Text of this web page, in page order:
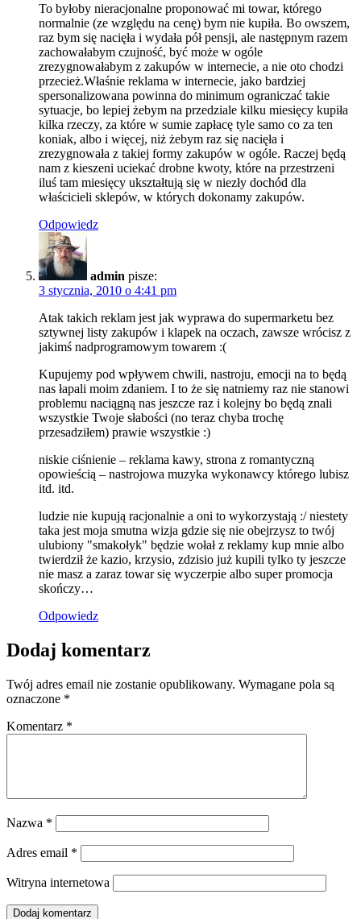
To byłoby nieracjonalne proponować mi towar, którego
normalnie (ze względu na cenę) bym nie kupiła. Bo owszem,
raz bym się nacięła i wydała pół pensji, ale następnym razem
zachowałabym czujność, być może w ogóle
zrezygnowałabym z zakupów w internecie, a nie oto chodzi
przecież.Właśnie reklama w internecie, jako bardziej
spersonalizowana powinna do minimum ograniczać takie
sytuacje, bo lepiej żebym na przedziale kilku miesięcy kupiła
kilka rzeczy, za które w sumie zapłacę tyle samo co za ten
koniak, albo i więcej, niż żebym raz się nacięła i
zrezygnowała z takiej formy zakupów w ogóle. Raczej będą
nam z kieszeni uciekać drobne kwoty, które na przestrzeni
iluś tam miesięcy ukształtują się w niezły dochód dla
właścicieli sklepów, w których dokonamy zakupów.
Odpowiedz
admin pisze:
3 stycznia, 2010 o 4:41 pm
Atak takich reklam jest jak wyprawa do supermarketu bez
sztywnej listy zakupów i klapek na oczach, zawsze wrócisz z
jakimś nadprogramowym towarem :(
Kupujemy pod wpływem chwili, nastroju, emocji na to będą
nas łapali moim zdaniem. I to że się natniemy raz nie stanowi
problemu naciągną nas jeszcze raz i kolejny bo będą znali
wszystkie Twoje słabości (no teraz chyba trochę
przesadziłem) prawie wszystkie :)
niskie ciśnienie – reklama kawy, strona z romantyczną
opowieścią – nastrojowa muzyka wykonawcy którego lubisz
itd. itd.
ludzie nie kupują racjonalnie a oni to wykorzystają :/ niestety
taka jest moja smutna wizja gdzie się nie obejrzysz to twój
ulubiony "smakołyk" będzie wołał z reklamy kup mnie albo
twierdził że kazio, krzysio, zdzisio już kupili tylko ty jeszcze
nie masz a zaraz towar się wyczerpie albo super promocja
skończy…
Odpowiedz
Dodaj komentarz
Twój adres email nie zostanie opublikowany. Wymagane pola są
oznaczone *
Komentarz *
Nazwa *
Adres email *
Witryna internetowa